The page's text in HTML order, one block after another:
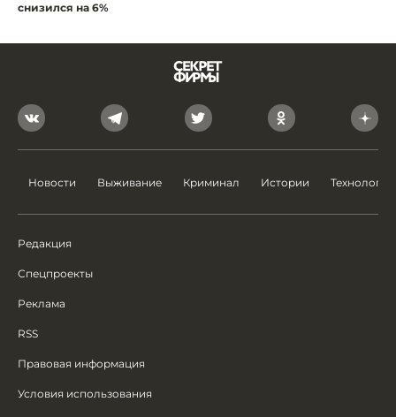
снизился на 6%
Новости Выживание Криминал Истории Технологии
Редакция
Спецпроекты
Реклама
RSS
Правовая информация
Условия использования